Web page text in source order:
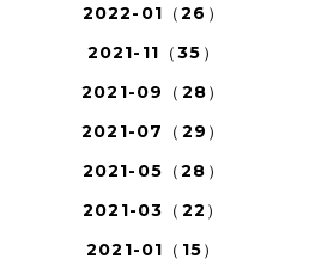
2022-01（26）
2021-11（35）
2021-09（28）
2021-07（29）
2021-05（28）
2021-03（22）
2021-01（15）